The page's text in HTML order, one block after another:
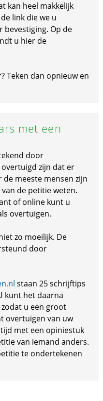
kan heel makkelijk
link die we u
Op de
u hier de
Teken dan opnieuw en
met een
door
zijn dat er
meeste mensen zijn
de petitie weten.
of online kunt u
overtuigen.
zo moeilijk. De
door
staan 25 schrijftips
kunt het daarna
u een groot
overtuigen van uw
met een opiniestuk
van iemand anders.
te ondertekenen